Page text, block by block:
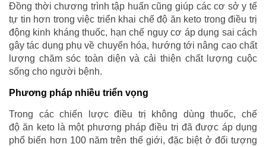
Đồng thời chương trình tập huấn cũng giúp các cơ sở y tế
tự tin hơn trong việc triển khai chế độ ăn keto trong điều trị
động kinh kháng thuốc, hạn chế nguy cơ áp dụng sai cách
gây tác dụng phụ về chuyển hóa, hướng tới nâng cao chất
lượng chăm sóc toàn diện và cải thiện chất lượng cuộc
sống cho người bệnh.
Phương pháp nhiều triển vọng
Trong các chiến lược điều trị không dùng thuốc, chế
độ ăn keto là một phương pháp điều trị đã được áp dụng
phổ biến hơn 100 năm trên thế giới, đặc biệt ở đối tượng